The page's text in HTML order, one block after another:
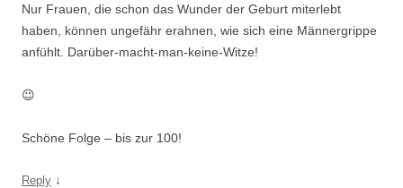
Nur Frauen, die schon das Wunder der Geburt miterlebt
haben, können ungefähr erahnen, wie sich eine Männergrippe
anfühlt. Darüber-macht-man-keine-Witze!
😉
Schöne Folge – bis zur 100!
Reply ↓